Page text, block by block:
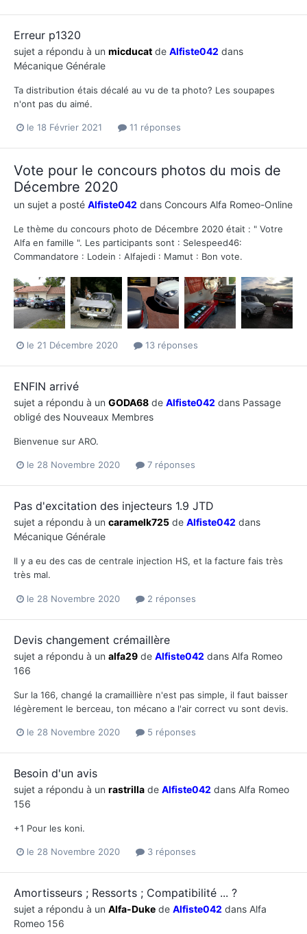
Erreur p1320
sujet a répondu à un micducat de Alfiste042 dans
Mécanique Générale
Ta distribution étais décalé au vu de ta photo? Les soupapes
n'ont pas du aimé.
le 18 Février 2021 11 réponses
Vote pour le concours photos du mois de
Décembre 2020
un sujet a posté Alfiste042 dans Concours Alfa Romeo-Online
Le thème du concours photo de Décembre 2020 était : " Votre
Alfa en famille ". Les participants sont : Selespeed46:
Commandatore : Lodein : Alfajedi : Mamut : Bon vote.
le 21 Décembre 2020 13 réponses
ENFIN arrivé
sujet a répondu à un GODA68 de Alfiste042 dans Passage
obligé des Nouveaux Membres
Bienvenue sur ARO.
le 28 Novembre 2020 7 réponses
Pas d'excitation des injecteurs 1.9 JTD
sujet a répondu à un caramelk725 de Alfiste042 dans
Mécanique Générale
Il y a eu des cas de centrale injection HS, et la facture fais très
très mal.
le 28 Novembre 2020 2 réponses
Devis changement crémaillère
sujet a répondu à un alfa29 de Alfiste042 dans Alfa Romeo
166
Sur la 166, changé la cramaillière n'est pas simple, il faut baisser
légèrement le berceau, ton mécano a l'air correct vu sont devis.
le 28 Novembre 2020 5 réponses
Besoin d'un avis
sujet a répondu à un rastrilla de Alfiste042 dans Alfa Romeo
156
+1 Pour les koni.
le 28 Novembre 2020 3 réponses
Amortisseurs ; Ressorts ; Compatibilité ... ?
sujet a répondu à un Alfa-Duke de Alfiste042 dans Alfa
Romeo 156